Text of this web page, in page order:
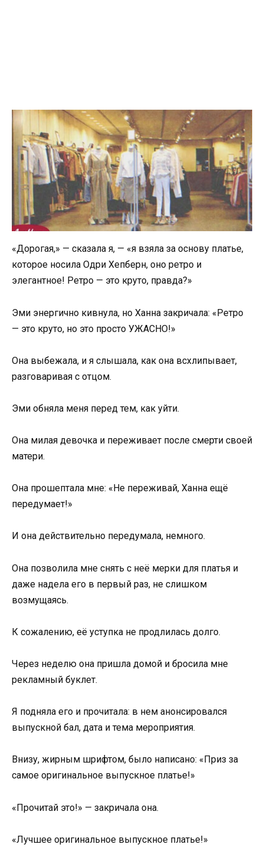
«Дорогая,» — сказала я, — «я взяла за основу платье,
которое носила Одри Хепберн, оно ретро и
элегантное! Ретро — это круто, правда?»
Эми энергично кивнула, но Ханна закричала: «Ретро
— это круто, но это просто УЖАСНО!»
Она выбежала, и я слышала, как она всхлипывает,
разговаривая с отцом.
Эми обняла меня перед тем, как уйти.
Она милая девочка и переживает после смерти своей
матери.
Она прошептала мне: «Не переживай, Ханна ещё
передумает!»
И она действительно передумала, немного.
Она позволила мне снять с неё мерки для платья и
даже надела его в первый раз, не слишком
возмущаясь.
К сожалению, её уступка не продлилась долго.
Через неделю она пришла домой и бросила мне
рекламный буклет.
Я подняла его и прочитала: в нем анонсировался
выпускной бал, дата и тема мероприятия.
Внизу, жирным шрифтом, было написано: «Приз за
самое оригинальное выпускное платье!»
«Прочитай это!» — закричала она.
«Лучшее оригинальное выпускное платье!»